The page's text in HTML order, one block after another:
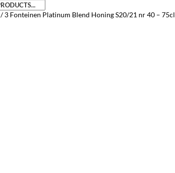
/ 3 Fonteinen Platinum Blend Honing S20/21 nr 40 – 75cl